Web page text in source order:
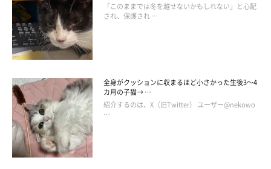
「このままでは冬を越せないかもしれない」と心配
され、保護され …
全身がクッションに収まるほど小さかった生後3～4
カ月の子猫→ …
紹介するのは、X（旧Twitter） ユーザー@nekowo
…